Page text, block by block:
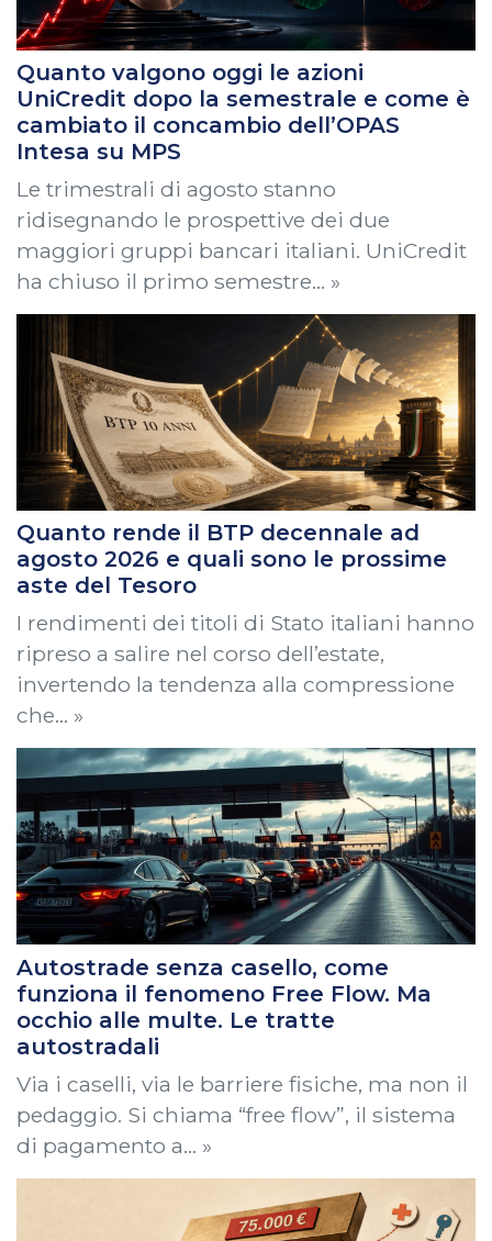
Quanto valgono oggi le azioni
UniCredit dopo la semestrale e come è
cambiato il concambio dell’OPAS
Intesa su MPS
Le trimestrali di agosto stanno
ridisegnando le prospettive dei due
maggiori gruppi bancari italiani. UniCredit
ha chiuso il primo semestre… »
Quanto rende il BTP decennale ad
agosto 2026 e quali sono le prossime
aste del Tesoro
I rendimenti dei titoli di Stato italiani hanno
ripreso a salire nel corso dell’estate,
invertendo la tendenza alla compressione
che… »
Autostrade senza casello, come
funziona il fenomeno Free Flow. Ma
occhio alle multe. Le tratte
autostradali
Via i caselli, via le barriere fisiche, ma non il
pedaggio. Si chiama “free flow”, il sistema
di pagamento a… »